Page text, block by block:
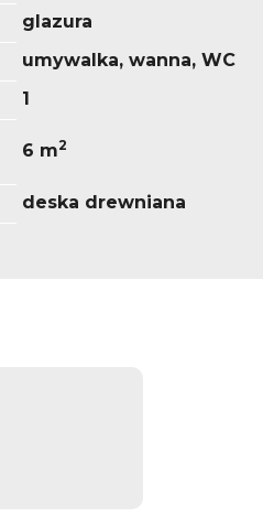
glazura
umywalka, wanna, WC
1
6 m2
deska drewniana